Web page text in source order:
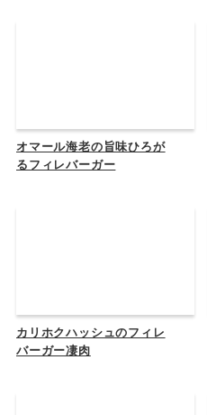
オマール海老の旨味ひろが
るフィレバーガー
カリホクハッシュのフィレ
バーガー凄肉